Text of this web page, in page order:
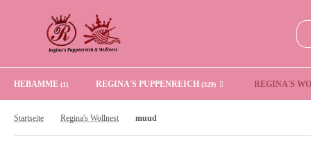
HEBAMME (1) REGINA'S PUPPENREICH (329) REGINA'S
Startseite Regina's Wollnest muud